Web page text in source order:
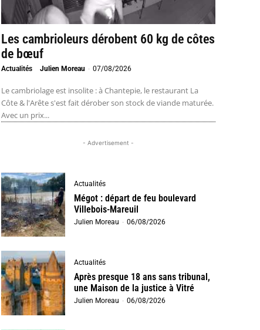
Les cambrioleurs dérobent 60 kg de côtes
de bœuf
Actualités Julien Moreau - 07/08/2026
Le cambriolage est insolite : à Chantepie, le restaurant La
Côte & l'Arête s'est fait dérober son stock de viande maturée.
Avec un prix...
- Advertisement -
Actualités
Mégot : départ de feu boulevard
Villebois-Mareuil
Julien Moreau - 06/08/2026
Actualités
Après presque 18 ans sans tribunal,
une Maison de la justice à Vitré
Julien Moreau - 06/08/2026